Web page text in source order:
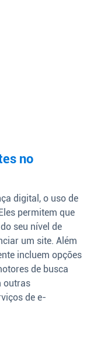
no
digital, o uso de
permitem que
seu nível de
um site. Além
incluem opções
de busca
outras
de e-